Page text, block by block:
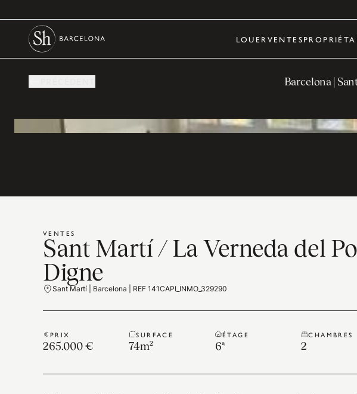
LOUER VENTES
Barcelona |
VENTES
Sant Martí / La Verneda del
Digne
Sant Martí | Barcelona | REF 141CAPI_INMO_329290
PRIX
265.000 €
SURFACE
74m²
ÉTAGE
6ª
CHAMBRES
2